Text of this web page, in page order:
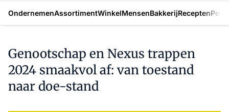
OndernemenAssortimentWinkelMensenBakkerijRecepten
Genootschap en Nexus trappen
2024 smaakvol af: van toestand
naar doe-stand